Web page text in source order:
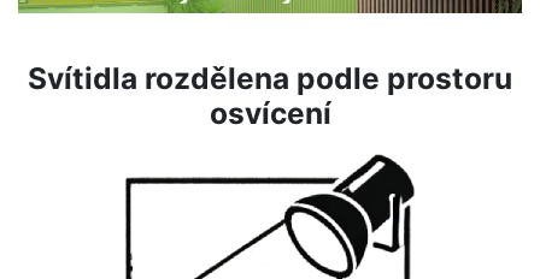
Svítidla rozdělena podle prostoru
osvícení